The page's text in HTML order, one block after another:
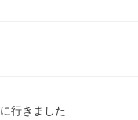
行きました